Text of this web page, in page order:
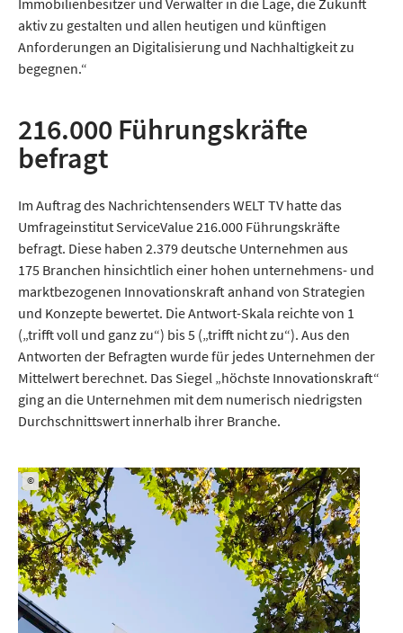
aktiv zu gestalten und allen heutigen und künftigen
Anforderungen an Digitalisierung und Nach­haltigkeit zu
begegnen.“
216.000 Führungskräfte
befragt
Im Auftrag des Nachrichtensenders WELT TV hatte das
Umfrageinstitut ServiceValue 216.000 Führungs­kräfte
befragt. Diese haben 2.379 deutsche Unternehmen aus
175 Branchen hinsichtlich einer hohen unternehmens- und
marktbezogenen Innovationskraft anhand von Strategien
und Konzepte bewertet. Die Antwort-Skala reichte von 1
(„trifft voll und ganz zu“) bis 5 („trifft nicht zu“). Aus den
Antworten der Befragten wurde für jedes Unternehmen der
Mittelwert berechnet. Das Siegel „höchste Innovationskraft“
ging an die Unternehmen mit dem numerisch niedrigsten
Durchschnittswert innerhalb ihrer Branche.
©